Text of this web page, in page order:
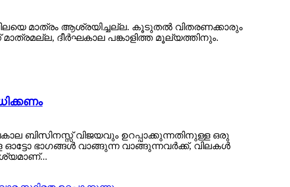
മാത്രം ആശ്രയിച്ചല്ല. കൂടുതൽ വിതരണക്കാരും
ദീർഘകാല പങ്കാളിത്ത മൂല്യത്തിനും.
ബിസിനസ്സ് വിജയവും ഉറപ്പാക്കുന്നതിനുള്ള ഒരു
ഭാഗങ്ങൾ വാങ്ങുന്ന വാങ്ങുന്നവർക്ക്, വിലകൾ